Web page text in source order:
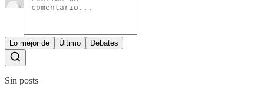
Lo mejor de Último Debates
Sin posts